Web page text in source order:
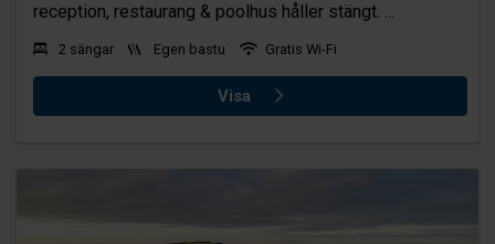
reception, restaurang & poolhus håller stängt. ...
2 sängar Egen bastu Gratis Wi-Fi
Visa